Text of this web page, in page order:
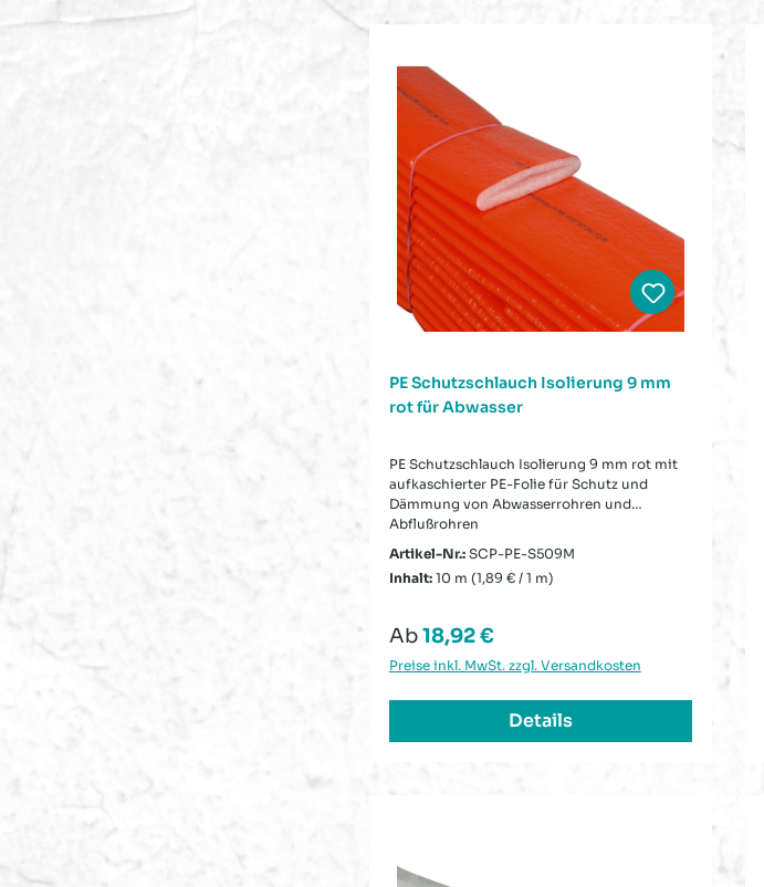
PE Schutzschlauch Isolierung 9 mm
rot für Abwasser
PE Schutzschlauch Isolierung 9 mm rot mit
aufkaschierter PE-Folie für Schutz und
Dämmung von Abwasserrohren und
Abflußrohren
Artikel-Nr.: SCP-PE-S509M
Inhalt: 10 m (1,89 € / 1 m)
Regulärer Preis:
Ab18,92 €
Preise inkl. MwSt. zzgl. Versandkosten
Details